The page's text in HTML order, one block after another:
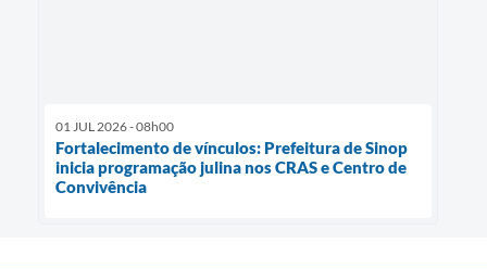
01 JUL 2026 - 08h00
Fortalecimento de vínculos: Prefeitura de Sinop
inicia programação julina nos CRAS e Centro de
Convivência